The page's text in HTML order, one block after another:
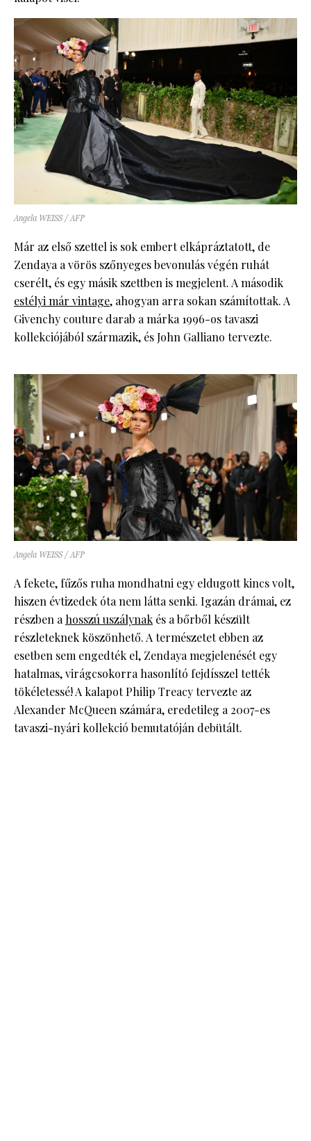
Angela WEISS / AFP
Már az első szettel is sok embert elkápráztatott, de
Zendaya a vörös szőnyeges bevonulás végén ruhát
cserélt, és egy másik szettben is megjelent. A második
estélyi már vintage, ahogyan arra sokan számítottak. A
Givenchy couture darab a márka 1996-os tavaszi
kollekciójából származik, és John Galliano tervezte.
Angela WEISS / AFP
A fekete, fűzős ruha mondhatni egy eldugott kincs volt,
hiszen évtizedek óta nem látta senki. Igazán drámai, ez
részben a hosszú uszálynak és a bőrből készült
részleteknek köszönhető. A természetet ebben az
esetben sem engedték el, Zendaya megjelenését egy
hatalmas, virágcsokorra hasonlító fejdísszel tették
tökéletessé! A kalapot Philip Treacy tervezte az
Alexander McQueen számára, eredetileg a 2007-es
tavaszi-nyári kollekció bemutatóján debütált.